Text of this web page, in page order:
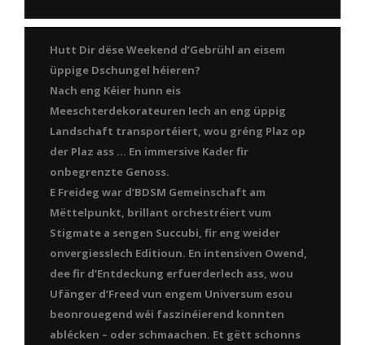
Hutt Dir dëse Weekend d’Gebrühl an eisem
üppige Dschungel héieren?
Nach eng Kéier hunn eis
Meeschterdekorateuren Iech an eng üppig
Landschaft transportéiert, wou gréng Plaz op
der Plaz ass … En immersive Kader fir
onbegrenzte Genoss.
E Freideg war d’BDSM Gemeinschaft am
Mëttelpunkt, brillant orchestréiert vum
Stigmate a sengen Succubi, fir eng weider
onvergiesslech Editioun. En intensiven Owend,
dee fir d’Entdeckung erfuerderlech ass, wou
Ufänger d’Freed vun engem Universum esou
beonrouegend wéi faszinéierend konnten
ablécken – oder schmaachen. Et gëtt schonns